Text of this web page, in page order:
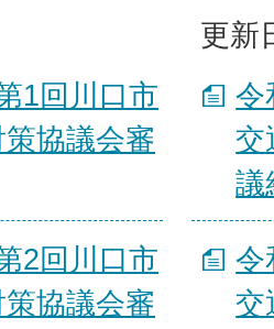
更新
1回川口市
協議会審
令
交
議
2回川口市
協議会審
令
交